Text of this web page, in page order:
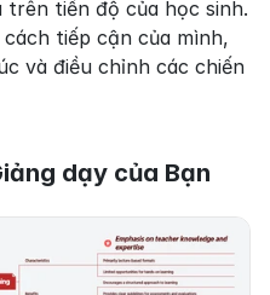
tiếp cận của mình,
và điều chỉnh các chiến
dạy của Bạn